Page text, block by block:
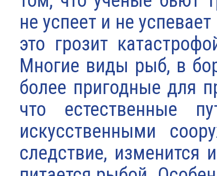
не успеет и не
это грозит
Многие виды рыб, в
более пригодные для
что естественные
искусственными
следствие,